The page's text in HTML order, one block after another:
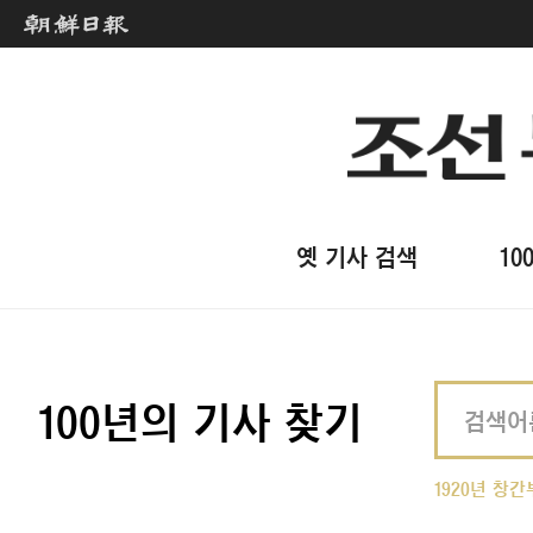
옛 기사 검색
100년의 기사 찾기
1920년 창